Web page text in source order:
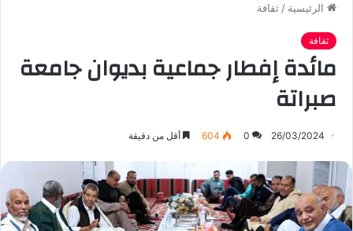
الرئيسية / ثقافة
ثقافة
مائدة إفطار جماعية بديوان جامعة
صبراتة
26/03/2024
0
604 أقل من دقيقة